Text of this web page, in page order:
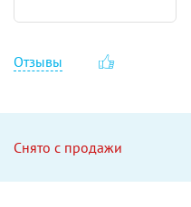
Отзывы
Снято с продажи